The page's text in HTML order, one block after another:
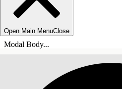
Open Main MenuClose
Modal Body...